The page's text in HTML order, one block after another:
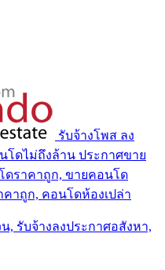
รับจ้างโพส ลง
โดไม่ถึงล้าน ประกาศขาย
ราคาถูก, ขายคอนโด
คาถูก, คอนโดห้องเปล่า
รับจ้างลงประกาศอสังหา,